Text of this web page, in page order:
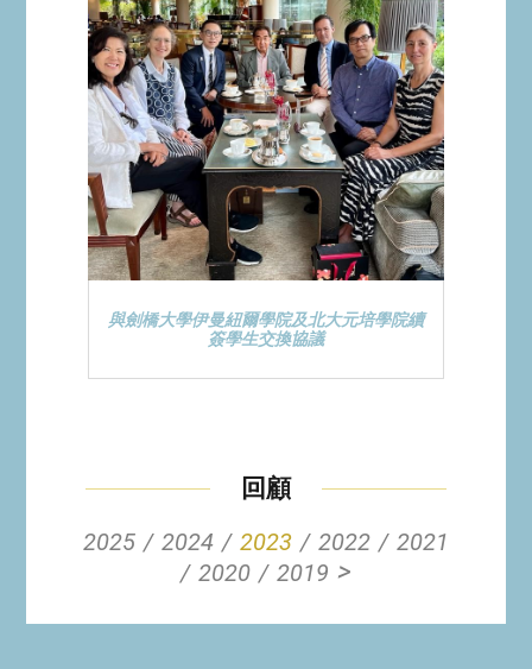
與劍橋大學伊曼紐爾學院及北大元培學院續
簽學生交換協議
回顧
2025
2024 2023 2022
2021
2020
2019 >